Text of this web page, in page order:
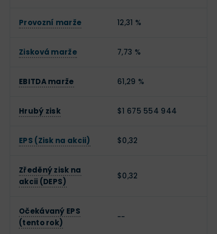
Provozní marže 12,31 %
Zisková marže 7,73 %
EBITDA marže 61,29 %
Hrubý zisk $1 675 554 944
EPS (Zisk na akcii) $0,32
Zředěný zisk na
akcii (DEPS)
$0,32
Očekávaný EPS
(tento rok)
--